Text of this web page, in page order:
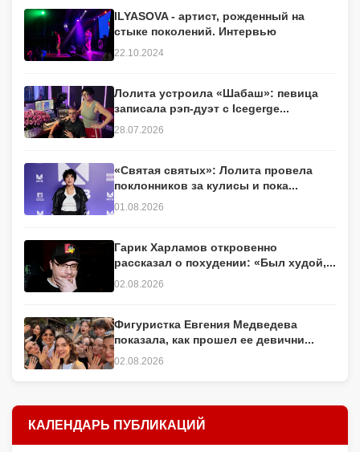
ILYASOVA - артист, рожденный на
стыке поколений. Интервью
22.10.2024
Лолита устроила «Шабаш»: певица
записала рэп-дуэт с Icegerge...
28.07.2026
«Святая святых»: Лолита провела
поклонников за кулисы и пока...
01.08.2026
Гарик Харламов откровенно
рассказал о похудении: «Был худой,...
02.08.2026
Фигуристка Евгения Медведева
показала, как прошел ее девични...
02.08.2026
КАЛЕНДАРЬ ПУБЛИКАЦИЙ